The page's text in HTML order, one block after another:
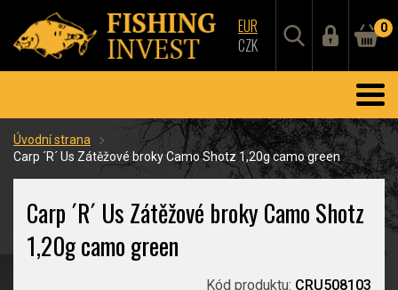
EUR
CZK
0
Úvodní strana
Carp ´R´ Us Zátěžové broky Camo Shotz 1,20g camo green
Carp ´R´ Us Zátěžové broky Camo Shotz
1,20g camo green
Kód produktu: CRU508103